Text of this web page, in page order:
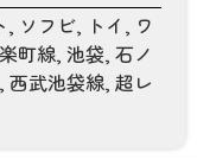
, ソフビ, トイ , ワ
町線, 池袋, 石ノ
, 西武池袋線, 超レ